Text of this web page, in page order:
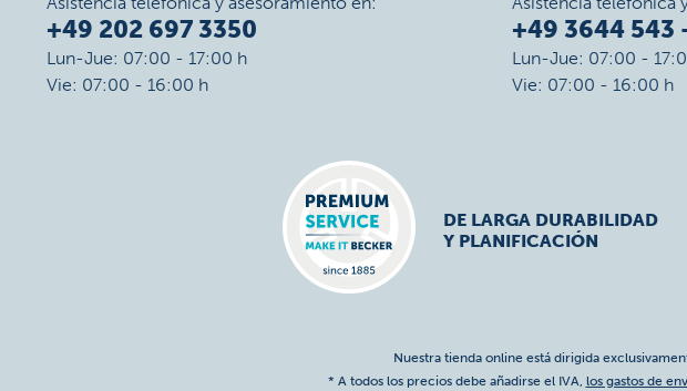
+49 202 697 3350
Lun-Jue: 07:00 - 17:00 h
Vie: 07:00 - 16:00 h
+49 3644 543
Lun-Jue: 07:00 -
Vie: 07:00 - 16:00 h
DE LARGA DURABILIDAD
Y PLANIFICACIÓN
Nuestra tienda online está dirigida
* A todos los precios debe añadirse el IVA, los gastos de